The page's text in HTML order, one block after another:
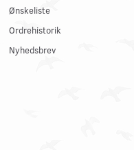
Ønskeliste
Ordrehistorik
Nyhedsbrev